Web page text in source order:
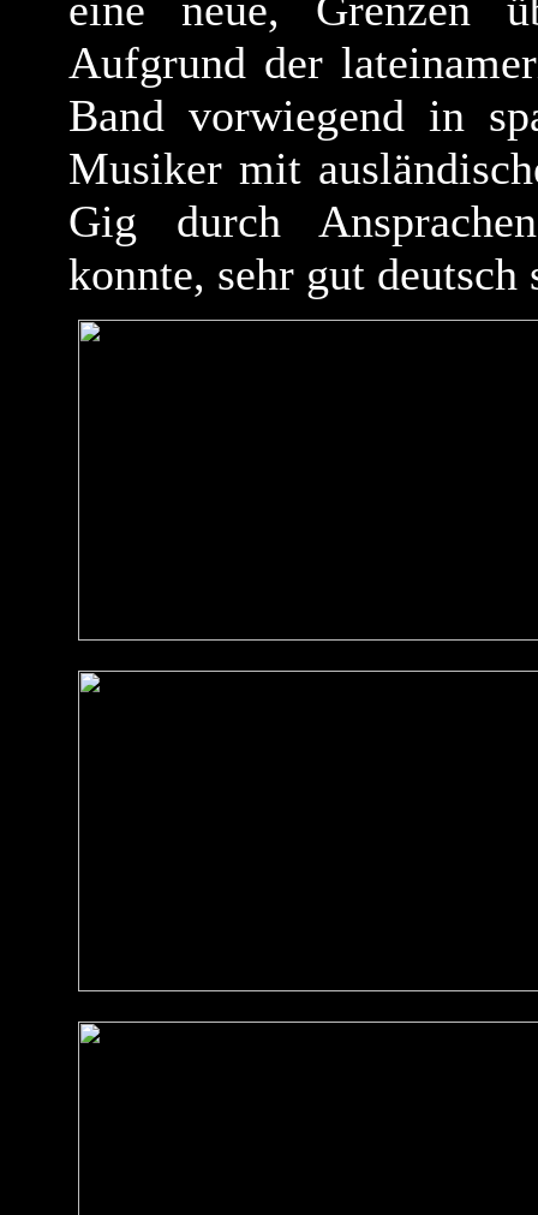
Aufgrund der
Band vorwiegend in
Musiker mit
Gig durch
konnte, sehr gut deutsch